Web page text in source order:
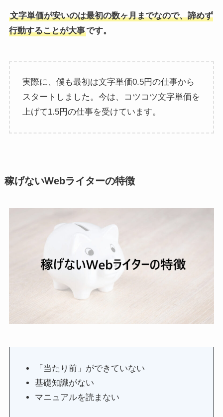
文字単価が安いのは最初の数ヶ月までなので、諦めず
行動することが大事です。
実際に、僕も最初は文字単価0.5円の仕事から
スタートしました。今は、コツコツ文字単価を
上げて1.5円の仕事を受けています。
稼げないWebライターの特徴
「当たり前」ができていない
基礎知識がない
マニュアルを読まない